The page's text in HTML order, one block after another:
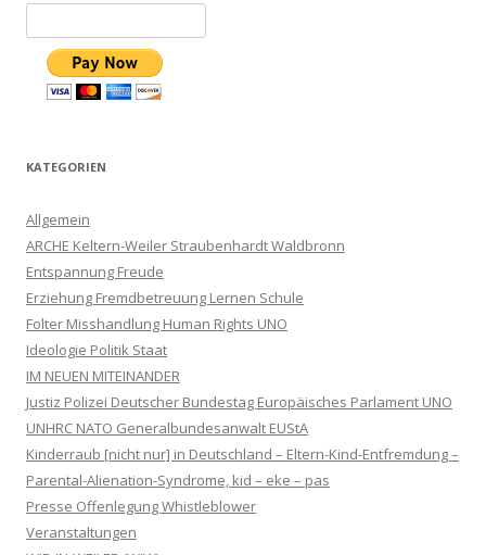
KATEGORIEN
Allgemein
ARCHE Keltern-Weiler Straubenhardt Waldbronn
Entspannung Freude
Erziehung Fremdbetreuung Lernen Schule
Folter Misshandlung Human Rights UNO
Ideologie Politik Staat
IM NEUEN MITEINANDER
Justiz Polizei Deutscher Bundestag Europäisches Parlament UNO
UNHRC NATO Generalbundesanwalt EUStA
Kinderraub [nicht nur] in Deutschland – Eltern-Kind-Entfremdung –
Parental-Alienation-Syndrome, kid – eke – pas
Presse Offenlegung Whistleblower
Veranstaltungen